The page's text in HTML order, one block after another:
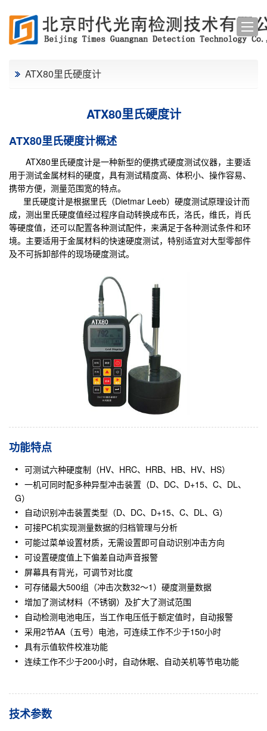
ATX80里氏硬度计
ATX80里氏硬度计
ATX80里氏硬度计概述
ATX80里氏硬度计是一种新型的便携式硬度测试仪器，主要适
用于测试金属材料的硬度，具有测试精度高、体积小、操作容易、
携带方便，测量范围宽的特点。
里氏硬度计是根据里氏（Dietmar Leeb）硬度测试原理设计而
成，测出里氏硬度值经过程序自动转换成布氏，洛氏，维氏，肖氏
等硬度值，还可以配置各种测试配件，来满足于各种测试条件和环
境。主要适用于金属材料的快速硬度测试，特别适宜对大型零部件
及不可拆卸部件的现场硬度测试。
功能特点
可测试六种硬度制（HV、HRC、HRB、HB、HV、HS）
一机可同时配多种异型冲击装置（D、DC、D+15、C、DL、
G）
自动识别冲击装置类型（D、DC、D+15、C、DL、G）
可接PC机实现测量数据的归档管理与分析
可能过菜单设置材质，无需设置即可自动识别冲击方向
可设置硬度值上下偏差自动声音报警
屏幕具有背光，可调节对比度
可存储最大500组（冲击次数32～1）硬度测量数据
增加了测试材料（不锈钢）及扩大了测试范围
自动检测电池电压，当工作电压低于额定值时，自动报警
采用2节AA（五号）电池，可连续工作不少于150小时
具有示值软件校准功能
连续工作不少于200小时，自动休眠、自动关机等节电功能
技术参数